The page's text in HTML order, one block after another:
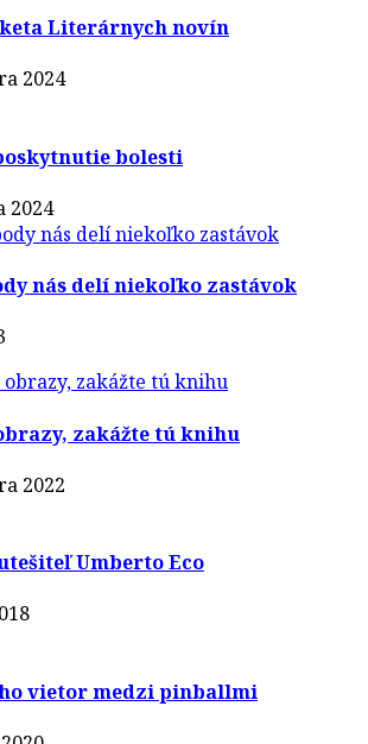
Literárnych novín
2024
bolesti
2024
nás delí niekoľko zastávok
zakážte tú knihu
2022
Umberto Eco
vietor medzi pinballmi